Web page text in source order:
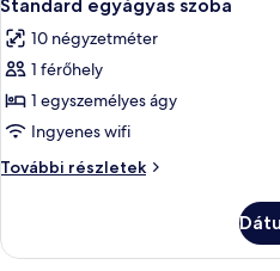
következő
szoba
összes
képének
megtekintése:
Standard
egyágyas
Standard egyágyas szoba
10 négyzetméter
1 férőhely
1 egyszemélyes ágy
Ingyenes wifi
További részletek
Standard
részletei